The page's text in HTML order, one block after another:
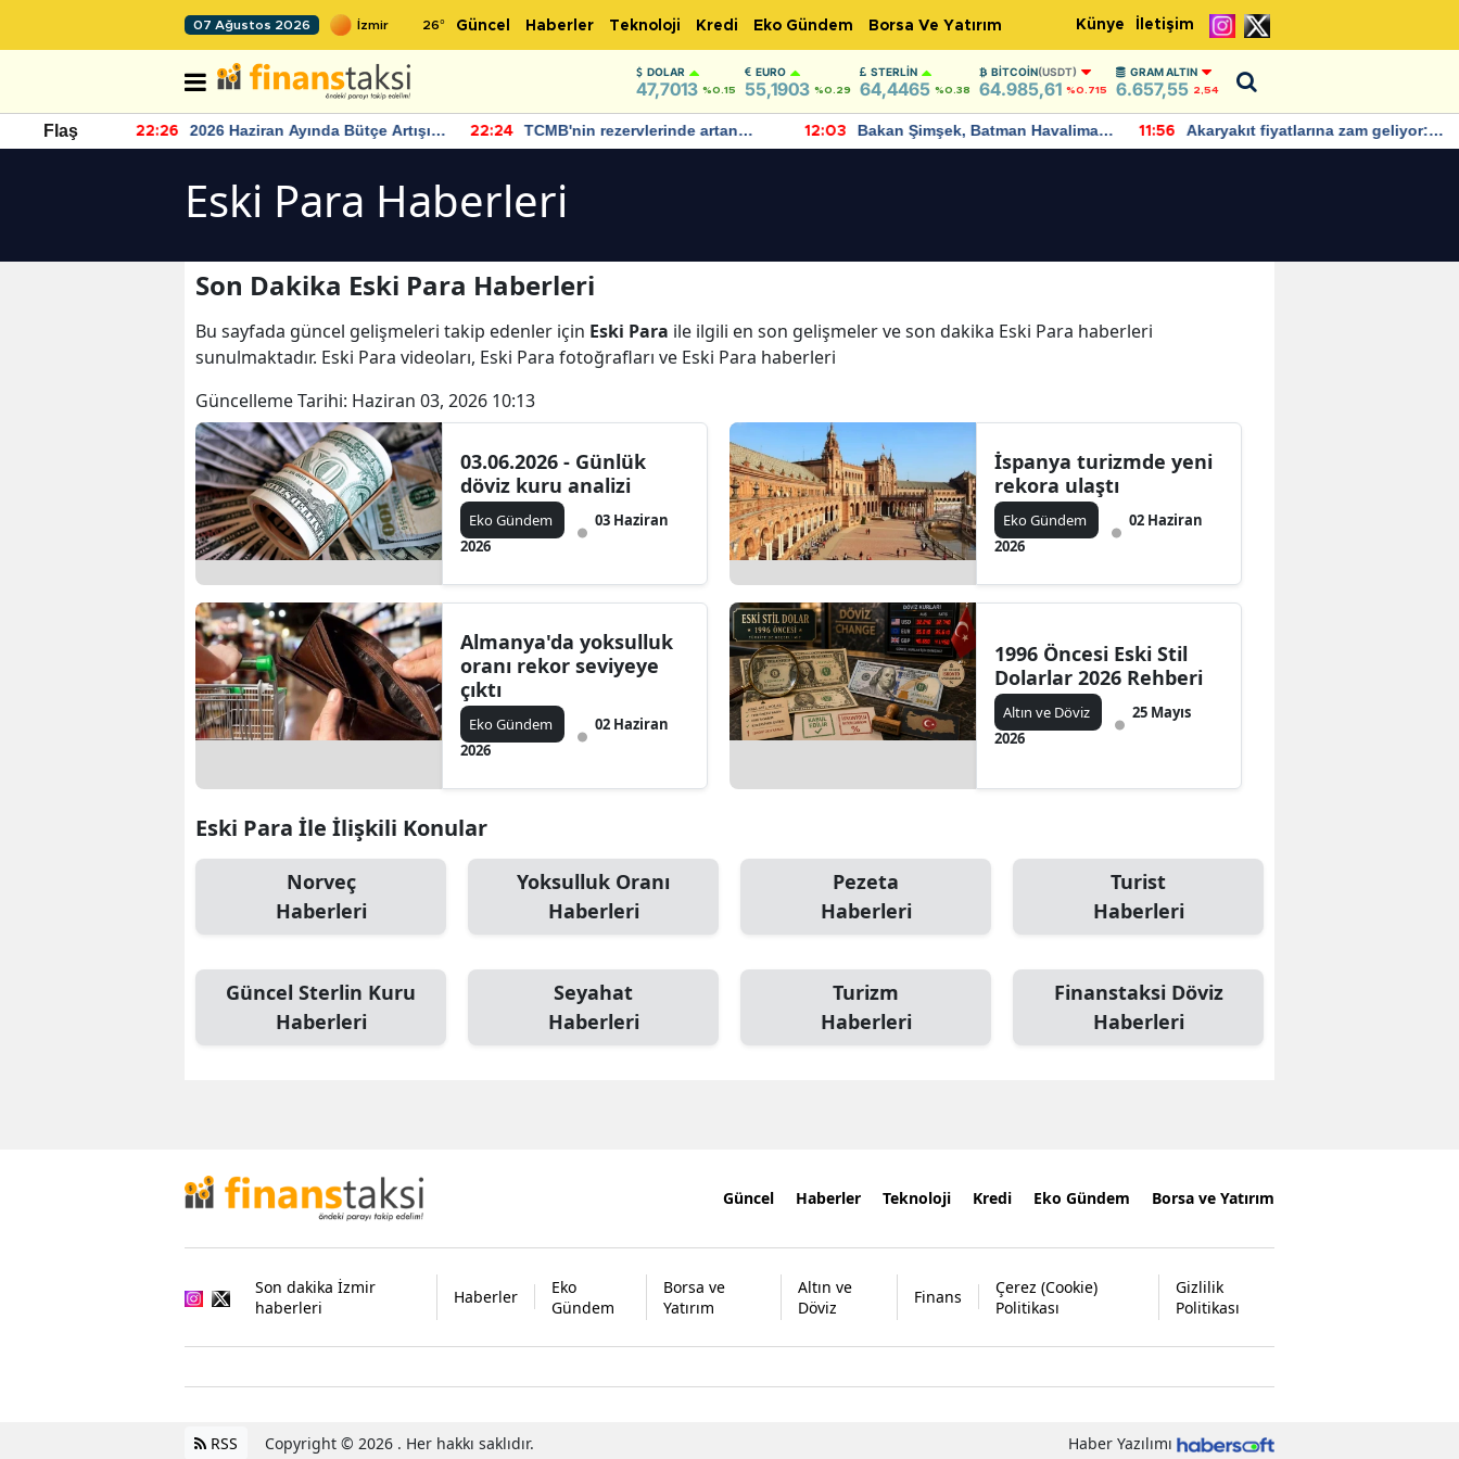
07 Ağustos 2026 26° Güncel Haberler Teknoloji Kredi Eko Gündem Borsa Ve Yatırım Künye İletişim
DOLAR
47,7013 %0.15
EURO
55,1903 %0.29
STERLIN
64,4465 %0.38
BITCOIN(USDT)
64.985,61 %0.715
GRAM ALTIN
6.657,55 2,54
Flaş 22:26
2026 Haziran Ayında Bütçe Artışı
Yaşandı
22:24
TCMB'nin rezervlerinde artan
momentum devam ediyor
12:03
Bakan Şimşek, Batman Havalimanı
için umut verici açıklamalarda
11:56
Akaryakıt fiyatlarına zam geliyor:
Yeni tarih açıklandı
Eski Para Haberleri
Son Dakika Eski Para Haberleri
Bu sayfada güncel gelişmeleri takip edenler için Eski Para ile ilgili en son gelişmeler ve son dakika Eski Para haberleri
sunulmaktadır. Eski Para videoları, Eski Para fotoğrafları ve Eski Para haberleri
Güncelleme Tarihi: Haziran 03, 2026 10:13
03.06.2026 - Günlük
döviz kuru analizi
Eko Gündem
03 Haziran
2026
İspanya turizmde yeni
rekora ulaştı
Eko Gündem
02 Haziran
2026
Almanya'da yoksulluk
oranı rekor seviyeye
çıktı
Eko Gündem
02 Haziran
2026
1996 Öncesi Eski Stil
Dolarlar 2026 Rehberi
Altın ve Döviz
25 Mayıs
2026
Eski Para İle İlişkili Konular
Norveç
Haberleri
Yoksulluk Oranı
Haberleri
Pezeta
Haberleri
Turist
Haberleri
Güncel Sterlin Kuru
Haberleri
Seyahat
Haberleri
Turizm
Haberleri
Finanstaksi Döviz
Haberleri
Güncel Haberler Teknoloji Kredi Eko Gündem Borsa ve Yatırım
Son dakika İzmir
haberleri
Haberler
Eko
Gündem
Borsa ve
Yatırım
Altın ve
Döviz
Finans
Çerez (Cookie)
Politikası
Gizlilik
Politikası
RSS Copyright © 2026 . Her hakkı saklıdır. Haber Yazılımı